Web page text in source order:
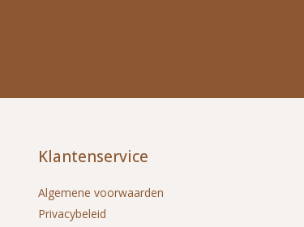
Klantenservice
Algemene voorwaarden
Privacybeleid